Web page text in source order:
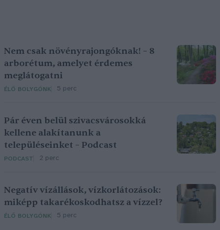
Nem csak növényrajongóknak! – 8
arborétum, amelyet érdemes
meglátogatni
ÉLŐ BOLYGÓNK 5 perc
Pár éven belül szivacsvárosokká
kellene alakítanunk a
településeinket – Podcast
PODCAST 2 perc
Negatív vízállások, vízkorlátozások:
miképp takarékoskodhatsz a vízzel?
ÉLŐ BOLYGÓNK 5 perc